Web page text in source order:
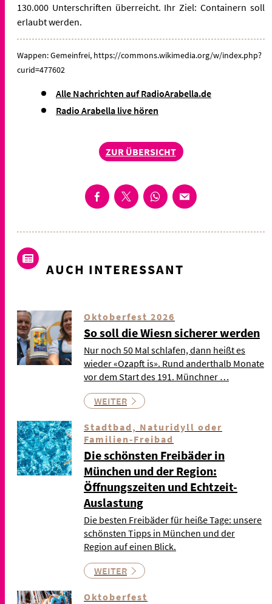
130.000 Unterschriften überreicht. Ihr Ziel: Containern soll
erlaubt werden.
Wappen: Gemeinfrei, https://commons.wikimedia.org/w/index.php?
curid=477602
Alle Nachrichten auf RadioArabella.de
Radio Arabella live hören
ZUR ÜBERSICHT
AUCH INTERESSANT
Oktoberfest 2026
So soll die Wiesn sicherer werden
Nur noch 50 Mal schlafen, dann heißt es
wieder «Ozapft is». Rund anderthalb Monate
vor dem Start des 191. Münchner …
WEITER
Stadtbad, Naturidyll oder
Familien-Freibad
Die schönsten Freibäder in
München und der Region:
Öffnungszeiten und Echtzeit-
Auslastung
Die besten Freibäder für heiße Tage: unsere
schönsten Tipps in München und der
Region auf einen Blick.
WEITER
Oktoberfest